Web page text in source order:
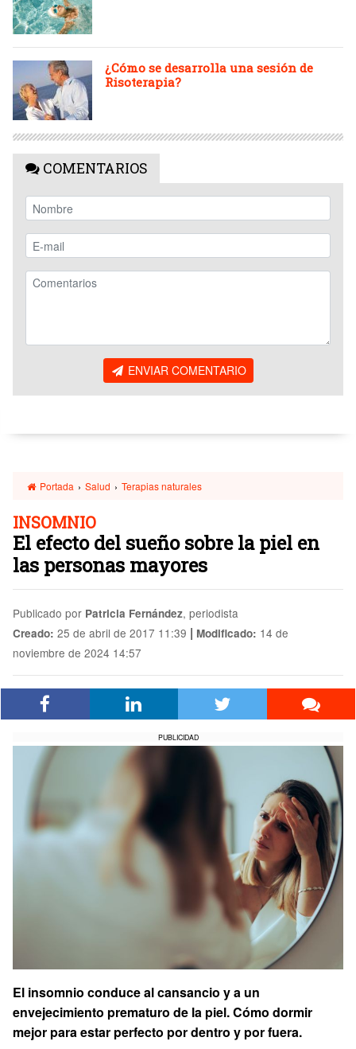
¿Cómo se desarrolla una sesión de
Risoterapia?
COMENTARIOS
ENVIAR COMENTARIO
Portada › Salud › Terapias naturales
INSOMNIO
El efecto del sueño sobre la piel en
las personas mayores
Publicado por Patricia Fernández, periodista
Creado: 25 de abril de 2017 11:39 | Modificado: 14 de
noviembre de 2024 14:57
PUBLICIDAD
El insomnio conduce al cansancio y a un
envejecimiento prematuro de la piel. Cómo dormir
mejor para estar perfecto por dentro y por fuera.